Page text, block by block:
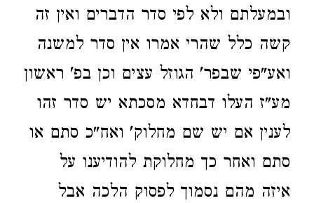
ובמעלתם ולא לפי סדר הדברים ואין זה
קשה כלל שהרי אמרו אין סדר למשנה
ואע"פי שבפר' הגוזל עצים וכן בפ' ראשון
מע"ז העלו דבחדא מסכתא יש סדר זהו
לענין אם יש שם מחלוק' ואח"כ סתם או
סתם ואחר כך מחלוקת להודיענו על
איזה מהם נסמוך לפסוק הלכה אבל